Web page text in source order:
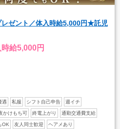
ゼント／体入時給5,000円★託児
給5,000円
遇 私服 シフト自己申告 週イチ
かけもち可 終電上がり 通勤交通費支給
OK 友人同士歓迎 ヘアメあり